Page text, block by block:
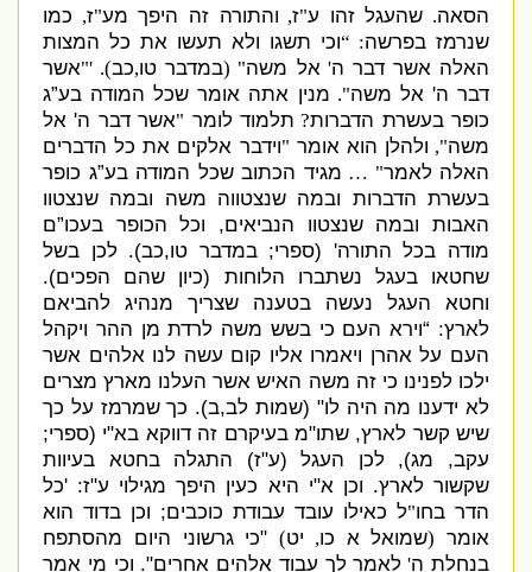
הסאה.שהעגל זהו ע "ז,והתורה זה היפך מע"ז,כמו
שנרמז בפרשה: “ וכי תשגו ולא תעשו את כל המצות
האלה אשר דבר ה 'אל משה" (במדבר טו ,כב). '" אשר
דבר ה 'אל משה".מנין אתה אומר שכל המודה בע”ג
כופר בעשרת הדברות?תלמוד לומר"אשר דבר ה 'אל
משה",ולהלן הוא אומר"וידבר אלקים את כל הדברים
האלה לאמר" …מגיד הכתוב שכל המודה בע”ג כופר
בעשרת הדברות ובמה שנצטווה משה ובמה שנצטוו
האבות ובמה שנצטוו הנביאים,וכל הכופר בעכו”ם
מודה בכל התורה' ( ספרי;במדבר טו ,כב).לכן בשל
שחטאו בעגל נשתברו הלוחות( כיון שהם הפכים).
וחטא העגל נעשה בטענה שצריך מנהיג להביאם
לארץ: “וירא העם כי בשש משה לרדת מן ההר ויקהל
העם על אהרן ויאמרו אליו קום עשה לנו אלהים אשר
ילכו לפנינו כי זה משה האיש אשר העלנו מארץ מצרים
לא ידענו מה היה לו " (שמות לב,ב).כך שמרמז על כך
שיש קשר לארץ,שתו"מ בעיקרם זה דווקא בא"י(ספרי;
עקב,מג),לכן העגל( ע"ז)התגלה בחטא בעיוות
שקשור לארץ.וכן א "י היא כעין היפך מגילוי ע ז: 'כל
הדר בחו"ל כאילו עובד עבודת כוכבים;וכן בדוד הוא
אומר( שמואל א כו ,יט )
" כי גרשוני היום מהסתפח
בנחלת ה 'לאמר לך עבוד אלהים אחרים".וכי מי אמר